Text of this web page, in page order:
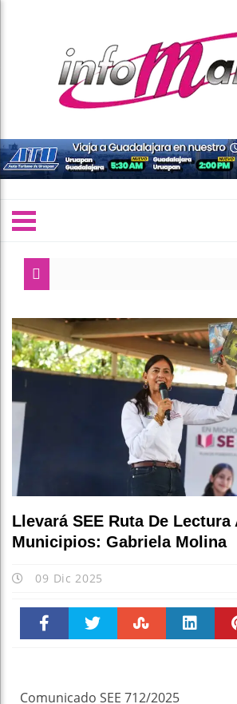
Llevará SEE Ruta De Lectura
Municipios: Gabriela Molina
09 Dic 2025
Comunicado SEE 712/2025